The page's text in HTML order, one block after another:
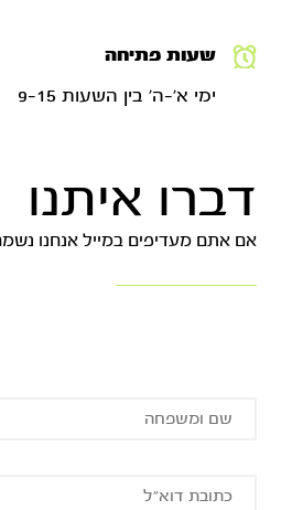
שעות פתיחה
ימי א׳-ה׳ בין השעות 9-15
דברו איתנו
אם אתם מעדיפים במייל אנחנו